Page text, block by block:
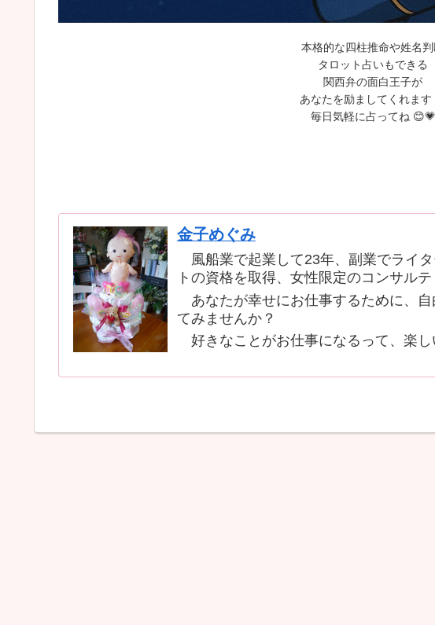
本格的な四柱推命や姓名
タロット占いもできる
関西弁の面白王子が
あなたを励ましてくれます
毎日気軽に占ってね 😊💗
金子めぐみ
風船業で起業して23年、副業でライ
トの資格を取得、女性限定のコンサルテ
あなたが幸せにお仕事するために、
てみませんか？
好きなことがお仕事になるって、楽し